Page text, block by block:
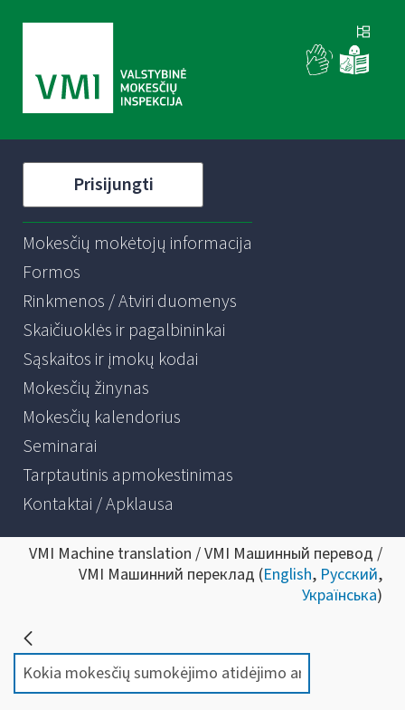
Prisijungti
Mokesčių mokėtojų informacija
Formos
Rinkmenos / Atviri duomenys
Skaičiuoklės ir pagalbininkai
Sąskaitos ir įmokų kodai
Mokesčių žinynas
Mokesčių kalendorius
Seminarai
Tarptautinis apmokestinimas
Kontaktai / Apklausa
VMI Machine translation / VMI Машинный перевод /
VMI Машинний переклад (English, Русский,
Українська)